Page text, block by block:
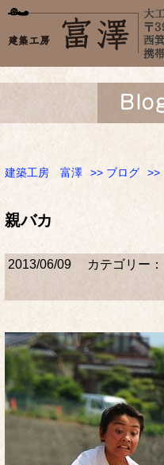
建築工房 富澤 >> ブログ >>
親バカ
2013/06/09 カテゴリー：